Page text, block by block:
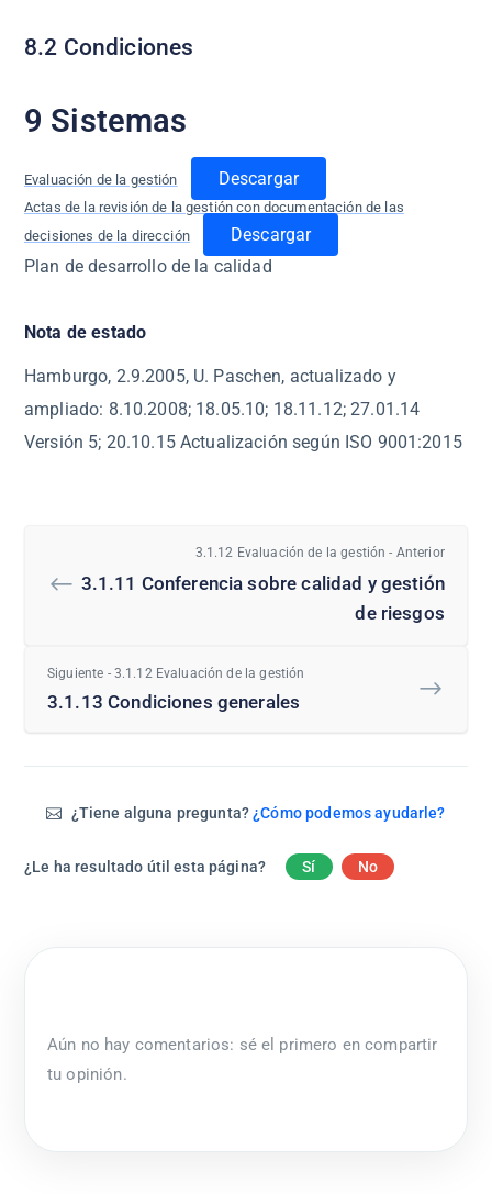
8.2 Condiciones
9 Sistemas
Evaluación de la gestión Descargar
Actas de la revisión de la gestión con documentación de las
decisiones de la dirección
Descargar
Plan de desarrollo de la calidad
Nota de estado
Hamburgo, 2.9.2005, U. Paschen, actualizado y
ampliado: 8.10.2008; 18.05.10; 18.11.12; 27.01.14
Versión 5; 20.10.15 Actualización según ISO 9001:2015
3.1.12 Evaluación de la gestión - Anterior
3.1.11 Conferencia sobre calidad y gestión
de riesgos
Siguiente - 3.1.12 Evaluación de la gestión
3.1.13 Condiciones generales
¿Tiene alguna pregunta?¿Cómo podemos ayudarle?
¿Le ha resultado útil esta página? Sí No
Aún no hay comentarios: sé el primero en compartir
tu opinión.